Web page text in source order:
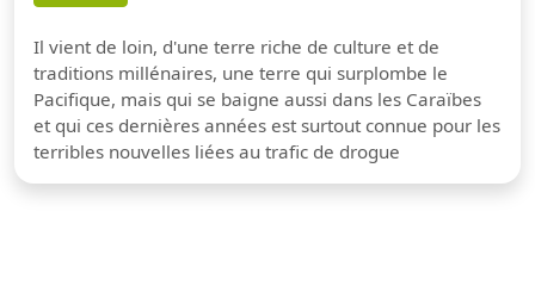
Il vient de loin, d'une terre riche de culture et de
traditions millénaires, une terre qui surplombe le
Pacifique, mais qui se baigne aussi dans les Caraïbes
et qui ces dernières années est surtout connue pour les
terribles nouvelles liées au trafic de drogue